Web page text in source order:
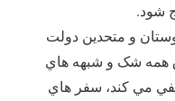
شود.
و متحدين دولت
همه شک و شبهه هاي
مي کند، سفر هاي